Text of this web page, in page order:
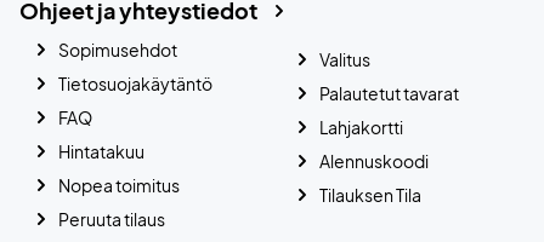
Ohjeet ja yhteystiedot
Sopimusehdot
Tietosuojakäytäntö
FAQ
Hintatakuu
Nopea toimitus
Peruuta tilaus
Valitus
Palautetut tavarat
Lahjakortti
Alennuskoodi
Tilauksen Tila